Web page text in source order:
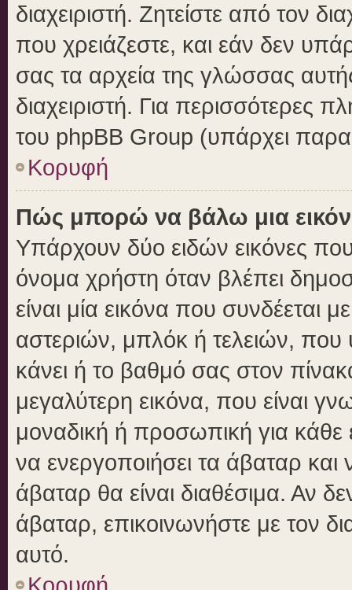
διαχειριστή. Ζητείστε από τον
που χρειάζεστε, και εάν δεν
σας τα αρχεία της γλώσσας
διαχειριστή. Για περισσότερες
του phpBB Group (υπάρχει
Κορυφή
Πώς μπορώ να βάλω μια
Υπάρχουν δύο ειδών εικόνες
όνομα χρήστη όταν βλέπει
είναι μία εικόνα που
αστεριών, μπλόκ ή τελειών, που
κάνει ή το βαθμό σας στον
μεγαλύτερη εικόνα, που είναι
μοναδική ή προσωπική για κάθε
να ενεργοποιήσει τα άβαταρ και
άβαταρ θα είναι διαθέσιμα. Αν
άβαταρ, επικοινωνήστε με τον
αυτό.